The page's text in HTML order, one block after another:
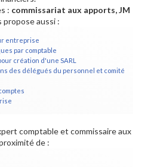
: commissariat aux apports, JM
propose aussi :
entreprise
par comptable
création d'une SARL
des délégués du personnel et comité
comptable et commissaire aux
de :